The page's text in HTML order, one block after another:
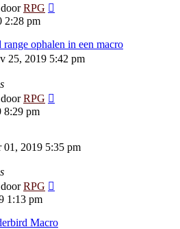
doorRPG
2:28 pm
ophalen in een macro
25, 2019 5:42 pm
doorRPG
8:29 pm
01, 2019 5:35 pm
doorRPG
1:13 pm
Macro